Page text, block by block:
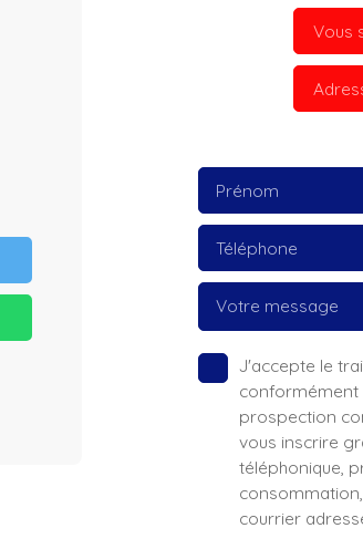
Vous
Prénom
Téléphone
Votre message
J'accepte le
conformément
prospection
vous inscrire
téléphonique,
courrier